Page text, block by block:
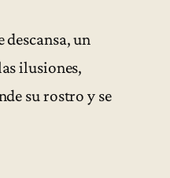
un
ilusiones,
su rostro y se